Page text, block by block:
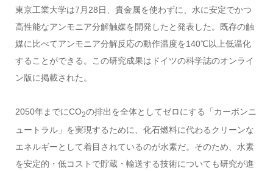
東京工業大学は7月28日、貴金属を使わずに、水に安定でかつ
高性能なアンモニア分解触媒を開発したと発表した。既存の触
媒に比べてアンモニア分解反応の動作温度を140℃以上低温化
することができる。この研究成果はドイツの科学誌のオンライ
ン版に掲載された。
2050年までにCO2の排出を全体としてゼロにする「カーボンニ
ュートラル」を実現するために、化石燃料に代わるクリーンな
エネルギーとして着目されているのが水素だ。そのため、水素
を安定的・低コストで貯蔵・輸送する技術についても研究が進